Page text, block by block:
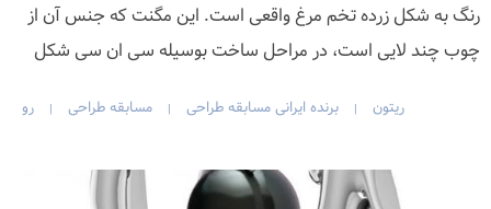
رنگ به شکل زرده تخم مرغ واقعی است. این مگنت که جنس آن از
چوب چند لایی است، در مراحل ساخت بوسیله سی ان سی شکل
ریتون | برنده ایرانی مسابقه طراحی | مسابقه طراحی | رو